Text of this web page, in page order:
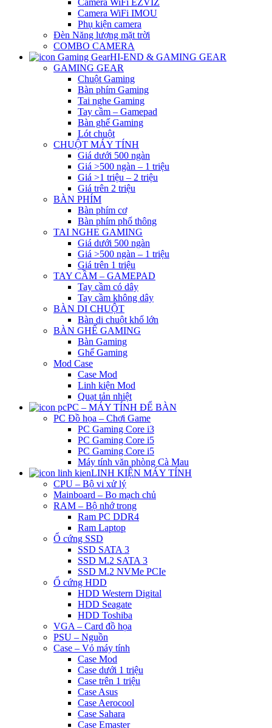
Camera WiFi EZVIZ
Camera WiFi IMOU
Phụ kiện camera
Đèn Năng lượng mặt trời
COMBO CAMERA
HI-END & GAMING GEAR
GAMING GEAR
Chuột Gaming
Bàn phím Gaming
Tai nghe Gaming
Tay cầm – Gamepad
Bàn ghế Gaming
Lót chuột
CHUỘT MÁY TÍNH
Giá dưới 500 ngàn
Giá >500 ngàn – 1 triệu
Giá >1 triệu – 2 triệu
Giá trên 2 triệu
BÀN PHÍM
Bàn phím cơ
Bàn phím phổ thông
TAI NGHE GAMING
Giá dưới 500 ngàn
Giá >500 ngàn – 1 triệu
Giá trên 1 triệu
TAY CẦM – GAMEPAD
Tay cầm có dây
Tay cầm không dây
BÀN DI CHUỘT
Bàn di chuột khổ lớn
BÀN GHẾ GAMING
Bàn Gaming
Ghế Gaming
Mod Case
Case Mod
Linh kiện Mod
Quạt tản nhiệt
PC – MÁY TÍNH ĐỂ BÀN
PC Đồ họa – Chơi Game
PC Gaming Core i3
PC Gaming Core i5
PC Gaming Core i5
Máy tính văn phòng Cà Mau
LINH KIỆN MÁY TÍNH
CPU – Bộ vi xử lý
Mainboard – Bo mạch chủ
RAM – Bộ nhớ trong
Ram PC DDR4
Ram Laptop
Ổ cứng SSD
SSD SATA 3
SSD M.2 SATA 3
SSD M.2 NVMe PCIe
Ổ cứng HDD
HDD Western Digital
HDD Seagate
HDD Toshiba
VGA – Card đồ họa
PSU – Nguồn
Case – Vỏ máy tính
Case Mod
Case dưới 1 triệu
Case trên 1 triệu
Case Asus
Case Aerocool
Case Sahara
Case Emaster